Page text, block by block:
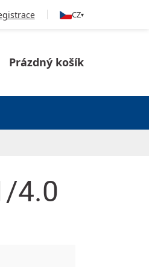
CZ▾
NÁKUPNÍ KOŠÍK
Prázdný košík
4.0